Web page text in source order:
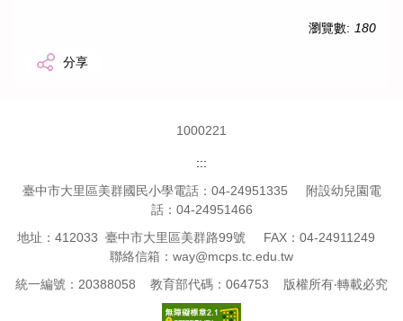
瀏覽數: 180
分享
1000221
:::
臺中市大里區美群國民小學電話：04-24951335 附設幼兒園電
話：04-24951466
地址：412033 臺中市大里區美群路99號 FAX：04-24911249
聯絡信箱：way@mcps.tc.edu.tw
統一編號：20388058 教育部代碼：064753 版權所有‧轉載必究